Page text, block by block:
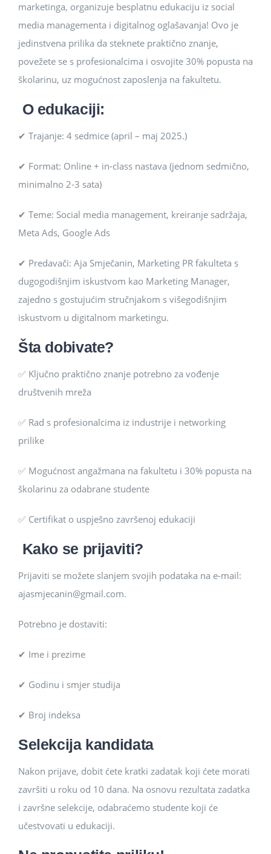
marketinga, organizuje besplatnu edukaciju iz social
media managementa i digitalnog oglašavanja! Ovo je
jedinstvena prilika da steknete praktično znanje,
povežete se s profesionalcima i osvojite 30% popusta na
školarinu, uz mogućnost zaposlenja na fakultetu.
O edukaciji:
✔ Trajanje: 4 sedmice (april – maj 2025.)
✔ Format: Online + in-class nastava (jednom sedmično,
minimalno 2-3 sata)
✔ Teme: Social media management, kreiranje sadržaja,
Meta Ads, Google Ads
✔ Predavači: Aja Smječanin, Marketing PR fakulteta s
dugogodišnjim iskustvom kao Marketing Manager,
zajedno s gostujućim stručnjakom s višegodišnjim
iskustvom u digitalnom marketingu.
Šta dobivate?
✅ Ključno praktično znanje potrebno za vođenje
društvenih mreža
✅ Rad s profesionalcima iz industrije i networking
prilike
✅ Mogućnost angažmana na fakultetu i 30% popusta na
školarinu za odabrane studente
✅ Certifikat o uspješno završenoj edukaciji
Kako se prijaviti?
Prijaviti se možete slanjem svojih podataka na e-mail:
ajasmjecanin@gmail.com.
Potrebno je dostaviti:
✔ Ime i prezime
✔ Godinu i smjer studija
✔ Broj indeksa
Selekcija kandidata
Nakon prijave, dobit ćete kratki zadatak koji ćete morati
završiti u roku od 10 dana. Na osnovu rezultata zadatka
i završne selekcije, odabraćemo studente koji će
učestvovati u edukaciji.